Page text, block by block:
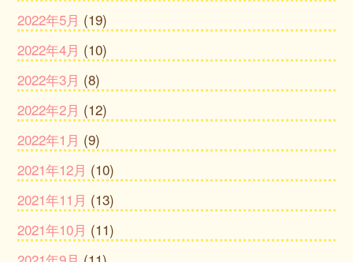
2022年5月 (19)
2022年4月 (10)
2022年3月 (8)
2022年2月 (12)
2022年1月 (9)
2021年12月 (10)
2021年11月 (13)
2021年10月 (11)